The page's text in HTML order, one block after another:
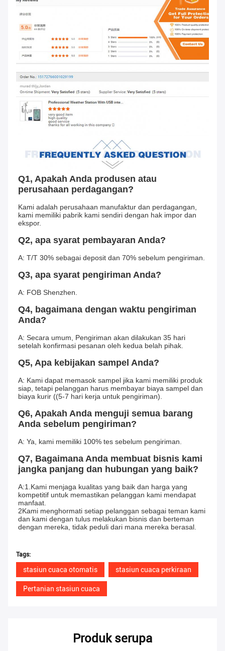
Q1, Apakah Anda produsen atau
perusahaan perdagangan?
Kami adalah perusahaan manufaktur dan perdagangan,
kami memiliki pabrik kami sendiri dengan hak impor dan
ekspor.
Q2, apa syarat pembayaran Anda?
A: T/T 30% sebagai deposit dan 70% sebelum pengiriman.
Q3, apa syarat pengiriman Anda?
A: FOB Shenzhen.
Q4, bagaimana dengan waktu pengiriman
Anda?
A: Secara umum, Pengiriman akan dilakukan 35 hari
setelah konfirmasi pesanan oleh kedua belah pihak.
Q5, Apa kebijakan sampel Anda?
A: Kami dapat memasok sampel jika kami memiliki produk
siap, tetapi pelanggan harus membayar biaya sampel dan
biaya kurir ((5-7 hari kerja untuk pengiriman).
Q6, Apakah Anda menguji semua barang
Anda sebelum pengiriman?
A: Ya, kami memiliki 100% tes sebelum pengiriman.
Q7, Bagaimana Anda membuat bisnis kami
jangka panjang dan hubungan yang baik?
A:1.Kami menjaga kualitas yang baik dan harga yang
kompetitif untuk memastikan pelanggan kami mendapat
manfaat.
2Kami menghormati setiap pelanggan sebagai teman kami
dan kami dengan tulus melakukan bisnis dan berteman
dengan mereka, tidak peduli dari mana mereka berasal.
Tags:
stasiun cuaca otomatis stasiun cuaca perkiraan
Pertanian stasiun cuaca
Produk serupa